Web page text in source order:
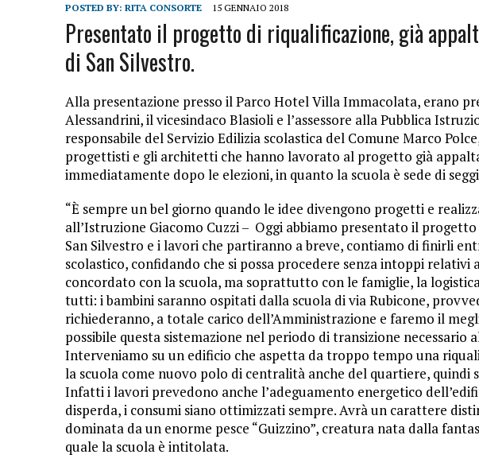
POSTED BY: RITA CONSORTE 15 GENNAIO 2018
Presentato il progetto di riqualificazione, già
di San Silvestro.
Alla presentazione presso il Parco Hotel Villa Immacolata, erano
Alessandrini, il vicesindaco Blasioli e l’assessore alla Pubblica
responsabile del Servizio Edilizia scolastica del Comune Marco
progettisti e gli architetti che hanno lavorato al progetto già
immediatamente dopo le elezioni, in quanto la scuola è sede di
“È sempre un bel giorno quando le idee divengono progetti e
all’Istruzione Giacomo Cuzzi – Oggi abbiamo presentato il
San Silvestro e i lavori che partiranno a breve, contiamo di finirli
scolastico, confidando che si possa procedere senza intoppi relativi
concordato con la scuola, ma soprattutto con le famiglie, la
tutti: i bambini saranno ospitati dalla scuola di via Rubicone,
richiederanno, a totale carico dell’Amministrazione e faremo il
possibile questa sistemazione nel periodo di transizione necessario
Interveniamo su un edificio che aspetta da troppo tempo una
la scuola come nuovo polo di centralità anche del quartiere, quindi
Infatti i lavori prevedono anche l’adeguamento energetico
disperda, i consumi siano ottimizzati sempre. Avrà un carattere
dominata da un enorme pesce “Guizzino”, creatura nata dalla
quale la scuola è intitolata.